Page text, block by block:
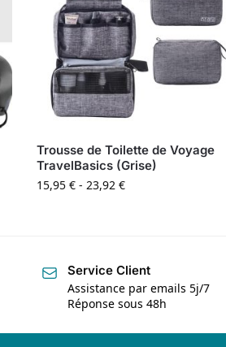
Trousse de Toilette de Voyage
TravelBasics (Grise)
15,95€ - 23,92€
Service Client
Assistance par emails 5j/7
Réponse sous 48h